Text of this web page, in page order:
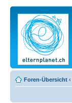
Foren-Übersicht ‹